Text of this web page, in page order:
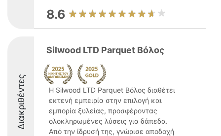
8.6
Διακριθέντες
Silwood LTD Parquet Βόλος
Η Silwood LTD Parquet Βόλος διαθέτει
εκτενή εμπειρία στην επιλογή και
εμπορία ξυλείας, προσφέροντας
ολοκληρωμένες λύσεις για δάπεδα.
Από την ίδρυσή της, γνώρισε αποδοχή